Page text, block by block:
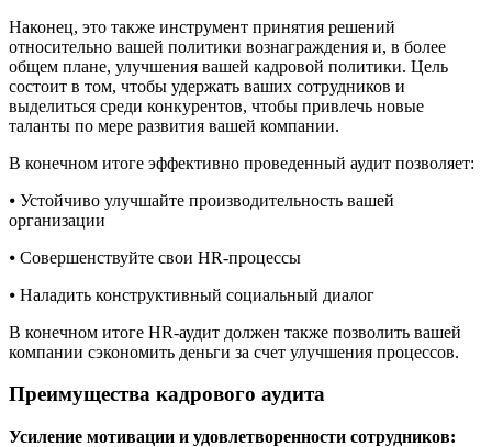
Наконец, это также инструмент принятия решений
относительно вашей политики вознаграждения и, в более
общем плане, улучшения вашей кадровой политики. Цель
состоит в том, чтобы удержать ваших сотрудников и
выделиться среди конкурентов, чтобы привлечь новые
таланты по мере развития вашей компании.
В конечном итоге эффективно проведенный аудит позволяет:
⦁ Устойчиво улучшайте производительность вашей
организации
⦁ Совершенствуйте свои HR-процессы
⦁ Наладить конструктивный социальный диалог
В конечном итоге HR-аудит должен также позволить вашей
компании сэкономить деньги за счет улучшения процессов.
Преимущества кадрового аудита
Усиление мотивации и удовлетворенности сотрудников: